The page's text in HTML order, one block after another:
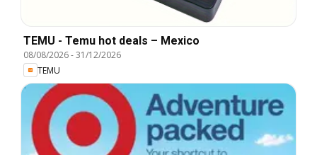
TEMU - Temu hot deals – Mexico
08/08/2026-31/12/2026
TEMU